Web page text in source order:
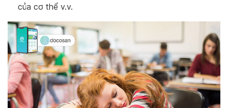
của cơ thể v.v.